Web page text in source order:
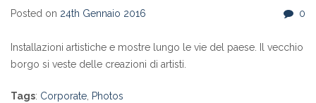
Posted on 24th Gennaio 2016 0
Installazioni artistiche e mostre lungo le vie del paese. Il vecchio
borgo si veste delle creazioni di artisti.
Tags: Corporate Photos